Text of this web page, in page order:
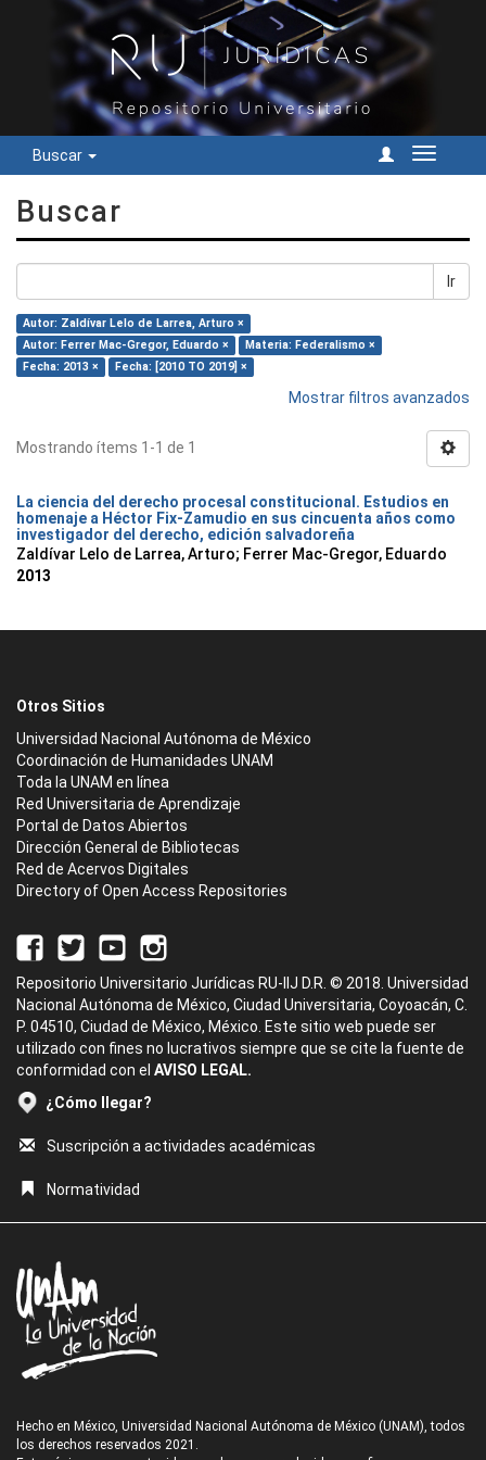
Buscar
Cambiar
Buscar
Ir
Autor: Zaldívar Lelo de Larrea, Arturo ×
Autor: Ferrer Mac-Gregor, Eduardo ×
Materia: Federalismo ×
Fecha: 2013 ×
Fecha: [2010 TO 2019] ×
Mostrar filtros avanzados
Mostrando ítems 1-1 de 1
La ciencia del derecho procesal constitucional. Estudios en
homenaje a Héctor Fix-Zamudio en sus cincuenta años como
investigador del derecho, edición salvadoreña
Zaldívar Lelo de Larrea, Arturo; Ferrer Mac-Gregor, Eduardo
2013
Otros Sitios
Universidad Nacional Autónoma de México
Coordinación de Humanidades UNAM
Toda la UNAM en línea
Red Universitaria de Aprendizaje
Portal de Datos Abiertos
Dirección General de Bibliotecas
Red de Acervos Digitales
Directory of Open Access Repositories
Repositorio Universitario Jurídicas RU-IIJ D.R. © 2018. Universidad
Nacional Autónoma de México, Ciudad Universitaria, Coyoacán, C.
P. 04510, Ciudad de México, México. Este sitio web puede ser
utilizado con fines no lucrativos siempre que se cite la fuente de
conformidad con el AVISO LEGAL.
¿Cómo llegar?
Suscripción a actividades académicas
Normatividad
Hecho en México, Universidad Nacional Autónoma de México (UNAM), todos
los derechos reservados 2021.